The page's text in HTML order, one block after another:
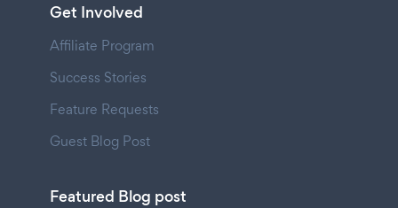
Get Involved
Affiliate Program
Success Stories
Feature Requests
Guest Blog Post
Featured Blog post